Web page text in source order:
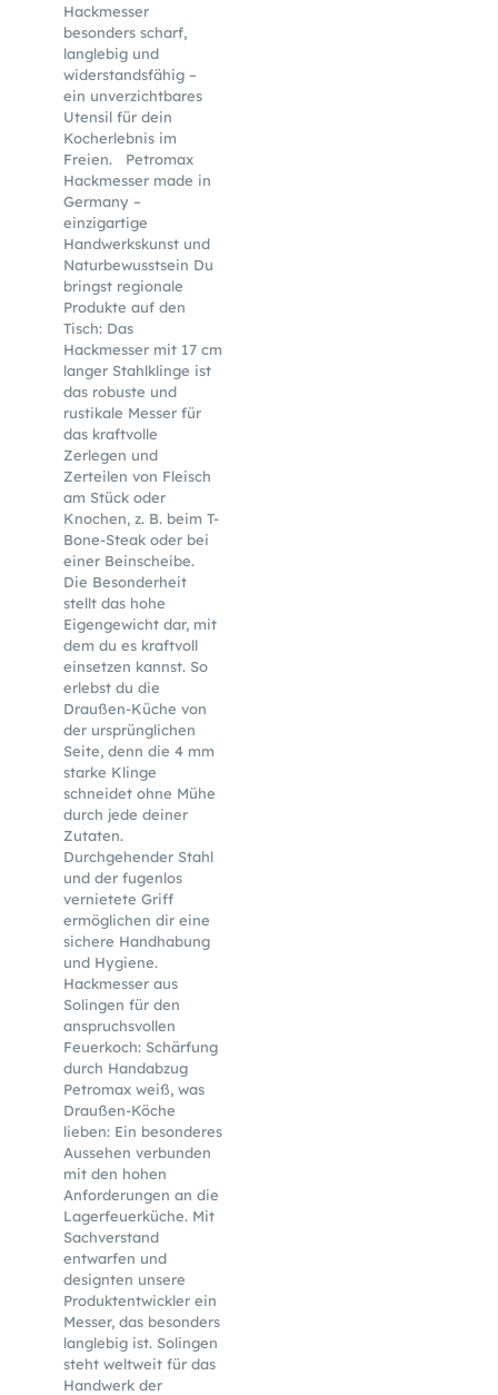
Hackmesser
besonders scharf,
langlebig und
widerstandsfähig –
ein unverzichtbares
Utensil für dein
Kocherlebnis im
Freien. Petromax
Hackmesser made in
Germany –
einzigartige
Handwerkskunst und
Naturbewusstsein Du
bringst regionale
Produkte auf den
Tisch: Das
Hackmesser mit 17 cm
langer Stahlklinge ist
das robuste und
rustikale Messer für
das kraftvolle
Zerlegen und
Zerteilen von Fleisch
am Stück oder
Knochen, z. B. beim T-
Bone-Steak oder bei
einer Beinscheibe.
Die Besonderheit
stellt das hohe
Eigengewicht dar, mit
dem du es kraftvoll
einsetzen kannst. So
erlebst du die
Draußen-Küche von
der ursprünglichen
Seite, denn die 4 mm
starke Klinge
schneidet ohne Mühe
durch jede deiner
Zutaten.
Durchgehender Stahl
und der fugenlos
vernietete Griff
ermöglichen dir eine
sichere Handhabung
und Hygiene.
Hackmesser aus
Solingen für den
anspruchsvollen
Feuerkoch: Schärfung
durch Handabzug
Petromax weiß, was
Draußen-Köche
lieben: Ein besonderes
Aussehen verbunden
mit den hohen
Anforderungen an die
Lagerfeuerküche. Mit
Sachverstand
entwarfen und
designten unsere
Produktentwickler ein
Messer, das besonders
langlebig ist. Solingen
steht weltweit für das
Handwerk der